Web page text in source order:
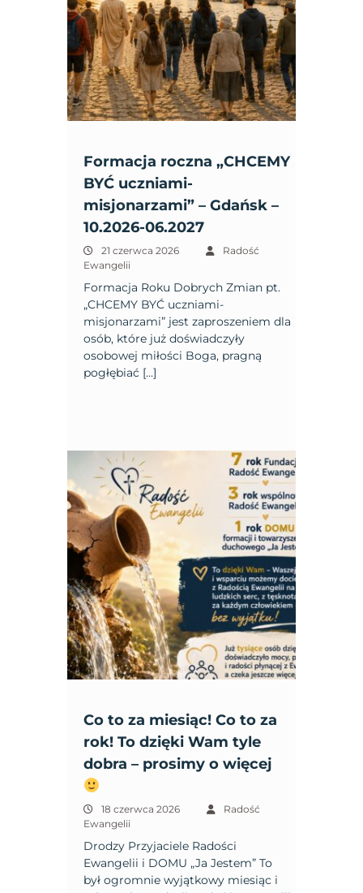
Formacja roczna „CHCEMY
BYĆ uczniami-
misjonarzami” – Gdańsk –
10.2026-06.2027
21 czerwca 2026
Radość
Ewangelii
Formacja Roku Dobrych Zmian pt.
„CHCEMY BYĆ uczniami-
misjonarzami” jest zaproszeniem dla
osób, które już doświadczyły
osobowej miłości Boga, pragną
pogłębiać […]
Co to za miesiąc! Co to za
rok! To dzięki Wam tyle
dobra – prosimy o więcej
18 czerwca 2026
Radość
Ewangelii
Drodzy Przyjaciele Radości
Ewangelii i DOMU „Ja Jestem” To
był ogromnie wyjątkowy miesiąc i